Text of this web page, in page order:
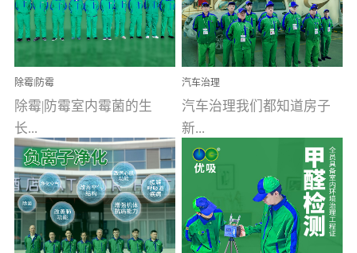
多彩的家居产品和生活情
调，但也带来了以甲醛为
首的室内...
毒的功效，杀菌率
99.99%。相对于传统消毒
液来说，无...
除霉|防霉
除霉|防霉室内霉菌的生
长...
受温度、湿度、基质养
分、通风四个条件影响，
温暖潮湿、营养物质多、
汽车治理
汽车治理我们都知道房子
新...
装修完会有甲醛，其实汽
车的甲醛超标问题更为严
重。汽车的空间范围小，